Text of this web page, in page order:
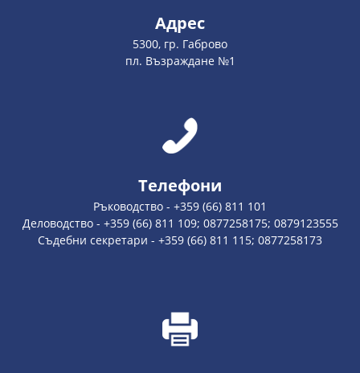
Адрес
5300, гр. Габрово
пл. Възраждане №1
Телефони
Ръководство - +359 (66) 811 101
Деловодство - +359 (66) 811 109; 0877258175; 0879123555
Съдебни секретари - +359 (66) 811 115; 0877258173